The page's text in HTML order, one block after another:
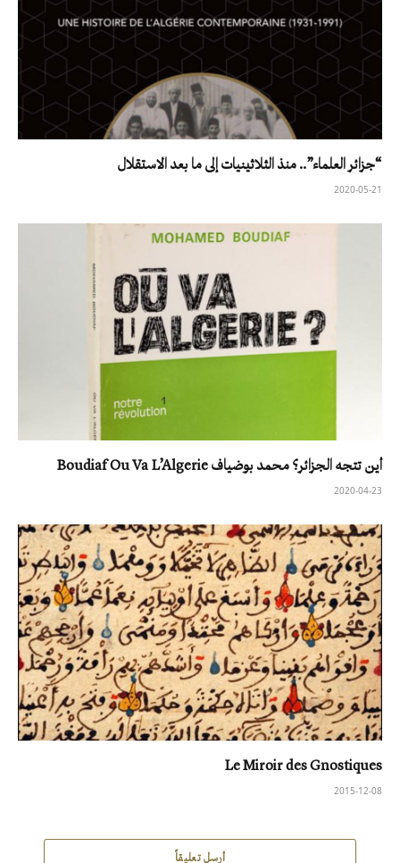
“جزائر العلماء”.. منذ الثلاثينيات إلى ما بعد الاستقلال
2020-05-21
أين تتجه الجزائر؟ محمد بوضياف Boudiaf Ou Va L’Algerie
2020-04-23
Le Miroir des Gnostiques
2015-12-08
أرسل تعليقاً